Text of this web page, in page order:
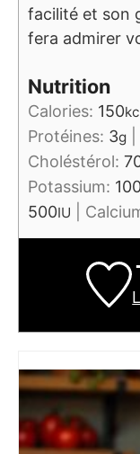
facilité et son
fera admirer
Nutrition
Calories: 150
Protéines: 3g
Choléstérol:
Potassium:
500IU